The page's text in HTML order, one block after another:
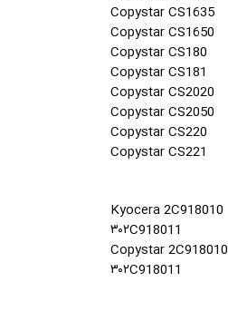
Copystar CS1635
Copystar CS1650
Copystar CS180
Copystar CS181
Copystar CS2020
Copystar CS2050
Copystar CS220
Copystar CS221
Kyocera 2C918010
۳۰۲C918011
Copystar 2C918010
۳۰۲C918011